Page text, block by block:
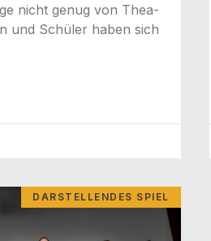
nicht genug von Thea­
und Schü­ler haben sich
DARSTELLENDES SPIEL